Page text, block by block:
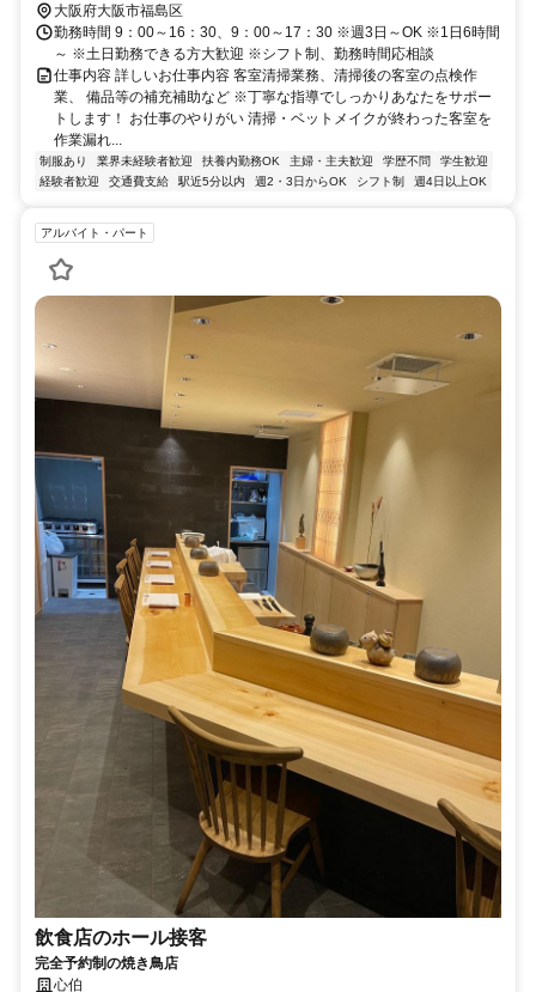
線〕 新福島1番口徒歩約3分 JR福島駅下車すぐ
大阪府大阪市福島区
勤務時間 9：00～16：30、9：00～17：30 ※週3日～OK ※1日6時間
～ ※土日勤務できる方大歓迎 ※シフト制、勤務時間応相談
仕事内容 詳しいお仕事内容 客室清掃業務、清掃後の客室の点検作
業、 備品等の補充補助など ※丁寧な指導でしっかりあなたをサポー
トします！ お仕事のやりがい 清掃・ベットメイクが終わった客室を
作業漏れ...
制服あり 業界未経験者歓迎 扶養内勤務OK 主婦・主夫歓迎 学歴不問
学生歓迎
経験者歓迎
交通費支給 駅近5分以内 週2・3日からOK シフト制 週4日以上OK
アルバイト・パート
飲食店のホール接客
完全予約制の焼き鳥店
心伯